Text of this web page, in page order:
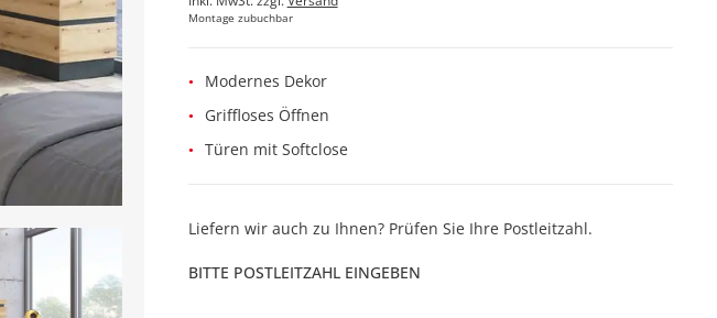
Montage zubuchbar
Modernes Dekor
Griffloses Öffnen
Türen mit Softclose
Liefern wir auch zu Ihnen? Prüfen Sie Ihre Postleitzahl.
BITTE POSTLEITZAHL EINGEBEN